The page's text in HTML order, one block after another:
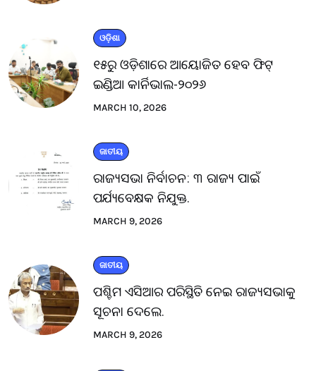
ଓଡ଼ିଶା
୧୫ରୁ ଓଡ଼ିଶାରେ ଆୟୋଜିତ ହେବ ଫିଟ୍
ଇଣ୍ଡିଆ କାର୍ନିଭାଲ-୨୦୨୬
MARCH 10, 2026
ଜାତୀୟ
ରାଜ୍ୟସଭା ନିର୍ବାଚନ: ୩ ରାଜ୍ୟ ପାଇଁ
ପର୍ଯ୍ୟବେକ୍ଷକ ନିଯୁକ୍ତ.
MARCH 9, 2026
ଜାତୀୟ
ପଶ୍ଚିମ ଏସିଆର ପରିସ୍ଥିତି ନେଇ ରାଜ୍ୟସଭାକୁ
ସୂଚନା ଦେଲେ.
MARCH 9, 2026